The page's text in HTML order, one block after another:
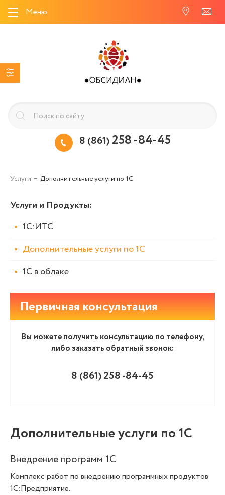
Меню
8 (861)258 -84-45
Услуги Дополнительные услуги по 1С
Услуги и Продукты:
1С:ИТС
Дополнительные услуги по 1С
1С в облаке
Первичная консультация
Вы можете получить консультацию по телефону,
либо заказать обратный звонок:
8 (861)258 -84-45
Дополнительные услуги по 1С
Внедрение программ 1С
Комплекс работ по внедрению программных продуктов
1С:Предприятие.